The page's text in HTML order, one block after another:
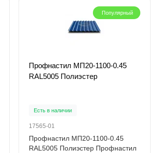
Популярный
Профнастил МП20-1100-0.45
RAL5005 Полиэстер
Есть в наличии
17565-01
Профнастил МП20-1100-0.45
RAL5005 Полиэстер Профнастил